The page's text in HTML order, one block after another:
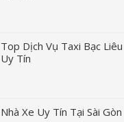
Top Dịch Vụ Taxi Bạc Liêu
Uy Tín
Nhà Xe Uy Tín Tại Sài Gòn